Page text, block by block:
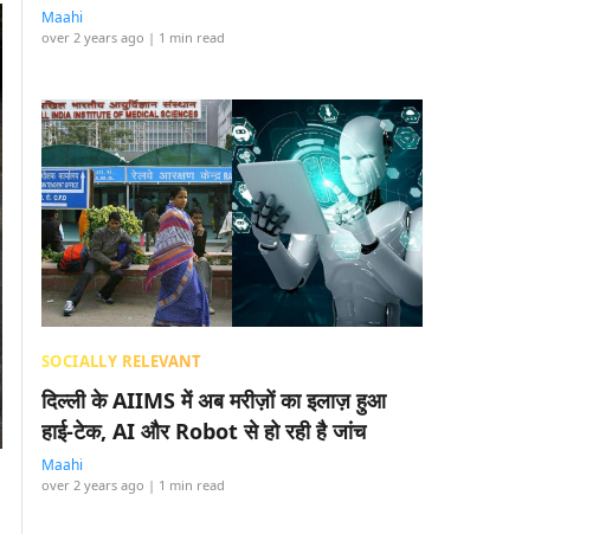
Maahi
over 2 years ago | 1 min read
SOCIALLY RELEVANT
दिल्ली के AIIMS में अब मरीज़ों का इलाज़ हुआ
हाई-टेक, AI और Robot से हो रही है जांच
Maahi
over 2 years ago | 1 min read